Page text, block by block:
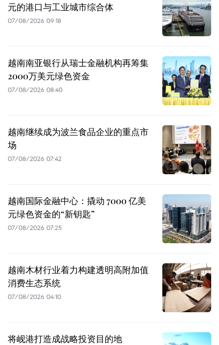
元的港口与工业城市综合体
07/08/2026 09:18
越南南亚银行从瑞士金融机构再筹集
2000万美元绿色资金
07/08/2026 08:40
越南继续成为波兰食品企业的重点市
场
07/08/2026 07:42
越南国际金融中心：撬动 7000 亿美
元绿色资金的“新钥匙”
07/08/2026 07:25
越南木材行业着力构建透明高附加值
消费生态系统
07/08/2026 04:10
将岘港打造成战略投资目的地